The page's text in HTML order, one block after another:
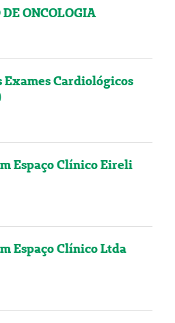
ONCOLOGIA
Cardiológicos
Espaço Clínico Eireli
Espaço Clínico Ltda